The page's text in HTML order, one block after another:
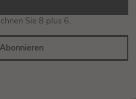
Sie 8 plus 6.
Abonnieren